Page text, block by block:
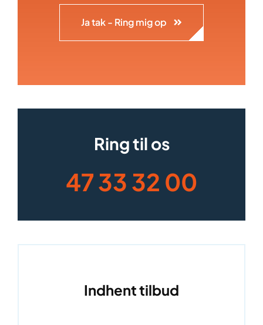
Ja tak - Ring mig op
Ring til os
47 33 32 00
Indhent tilbud